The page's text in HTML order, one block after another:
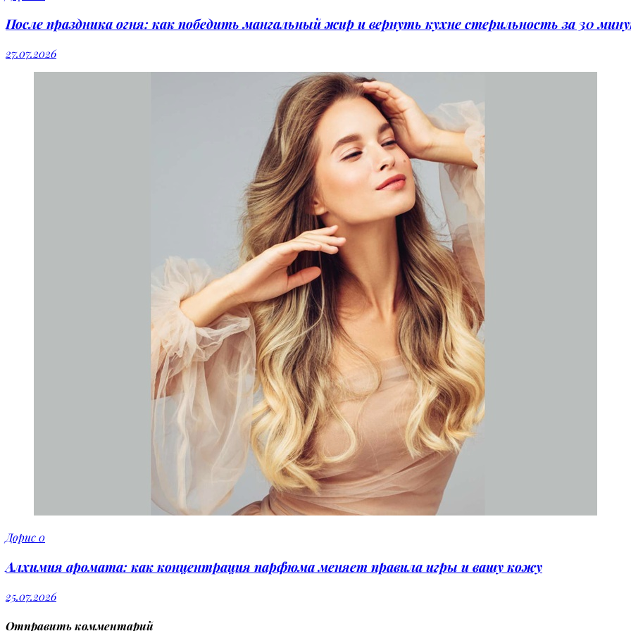
После праздника огня: как победить мангальный жир и вернуть кухне стерильность за 30
27.07.2026
Дорис0
Алхимия аромата: как концентрация парфюма меняет правила игры и вашу кожу
25.07.2026
Отправить комментарий